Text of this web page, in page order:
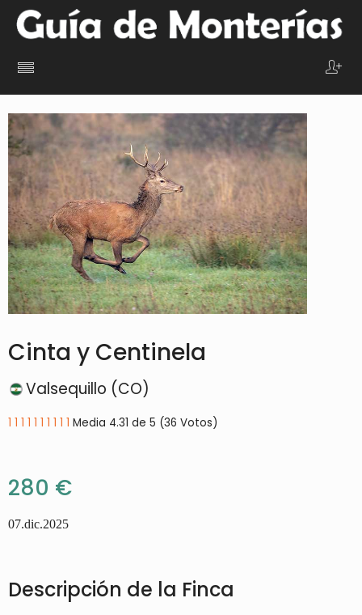
Cinta y Centinela
Valsequillo (CO)
1 1 1 1 1 1 1 1 1 1 Media 4.31 de 5 (36 Votos)
280 €
07.dic.2025
Descripción de la Finca